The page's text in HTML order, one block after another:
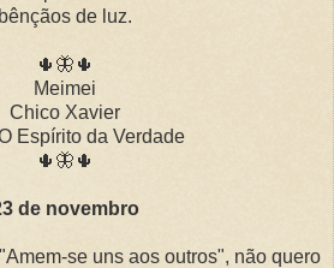
bênçãos de luz.
🌵🦋🌵
Meimei
Chico Xavier
Espírito da Verdade
🌵🦋🌵
de novembro
se uns aos outros", não quero